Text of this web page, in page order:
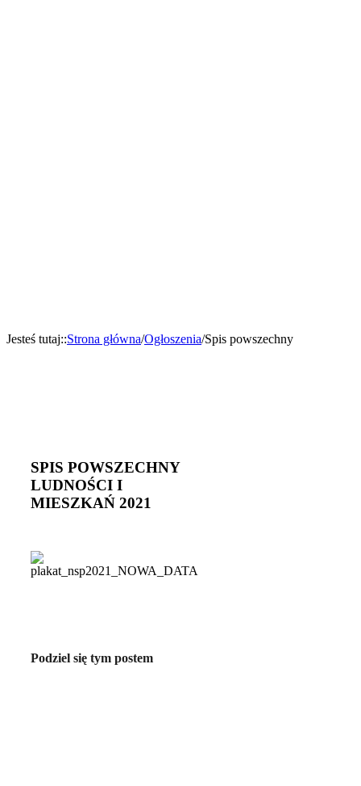
Jesteś tutaj::Strona główna/Ogłoszenia/Spis powszechny
SPIS POWSZECHNY
LUDNOŚCI I
MIESZKAŃ 2021
Podziel się tym postem